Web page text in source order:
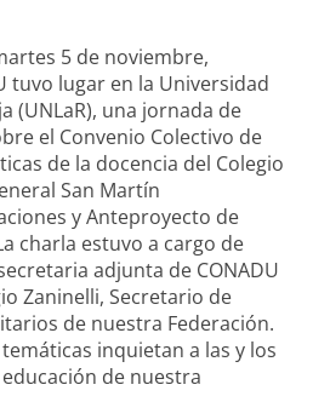
5 de noviembre,
tuvo lugar en la Universidad
(UNLaR), una jornada de
el Convenio Colectivo de
de la docencia del Colegio
San Martín
y Anteproyecto de
charla estuvo a cargo de
adjunta de CONADU
Zaninelli, Secretario de
de nuestra Federación.
inquietan a las y los
de nuestra